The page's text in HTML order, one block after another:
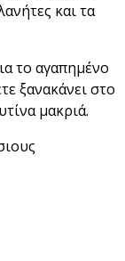
και τα
το αγαπημένο
ξανακάνει στο
μακριά.